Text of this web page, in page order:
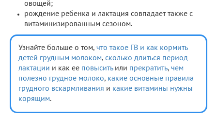
овощей;
рождение ребенка и лактация совпадает также с
витаминизированным сезоном.
Узнайте больше о том, что такое ГВ и как кормить
детей грудным молоком, сколько длиться период
лактации и как ее повыситьили прекратить, чем
полезно грудное молоко, какие основные правила
грудного вскармливания и какие витамины нужны
корящим.